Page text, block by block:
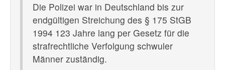
Die Polizei war in Deutschland bis zur
endgültigen Streichung des § 175 StGB
1994 123 Jahre lang per Gesetz für die
strafrechtliche Verfolgung schwuler
Männer zuständig.